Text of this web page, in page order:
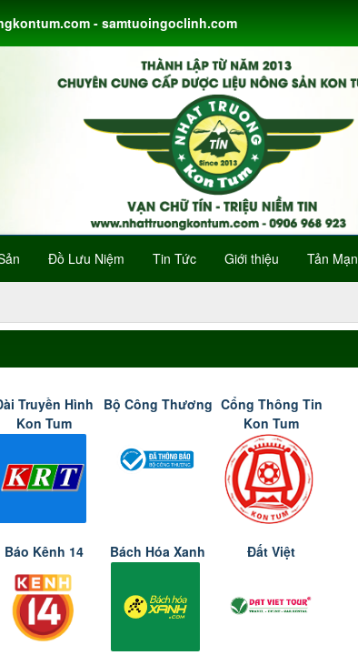
Đồ Lưu Niệm Tin Tức Giới thiệu Tản Mạn
- samtuoingoclinh.com
Truyền Hình
Kon Tum
Bộ Công Thương Cổng Thông Tin
Kon Tum
Báo Kênh 14 Bách Hóa Xanh Đất Việt